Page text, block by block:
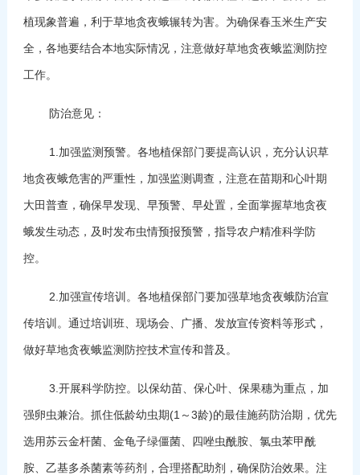
植现象普遍，利于草地贪夜蛾辗转为害。为确保春玉米生产安
全，各地要结合本地实际情况，注意做好草地贪夜蛾监测防控
工作。
防治意见：
1.加强监测预警。各地植保部门要提高认识，充分认识草
地贪夜蛾危害的严重性，加强监测调查，注意在苗期和心叶期
大田普查，确保早发现、早预警、早处置，全面掌握草地贪夜
蛾发生动态，及时发布虫情预报预警，指导农户精准科学防
控。
2.加强宣传培训。各地植保部门要加强草地贪夜蛾防治宣
传培训。通过培训班、现场会、广播、发放宣传资料等形式，
做好草地贪夜蛾监测防控技术宣传和普及。
3.开展科学防控。以保幼苗、保心叶、保果穗为重点，加
强卵虫兼治。抓住低龄幼虫期(1～3龄)的最佳施药防治期，优先
选用苏云金杆菌、金龟子绿僵菌、四唑虫酰胺、氯虫苯甲酰
胺、乙基多杀菌素等药剂，合理搭配助剂，确保防治效果。注